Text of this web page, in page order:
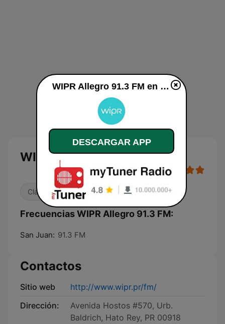
WIPR Allegro 91.3 FM
Clásica
Frecuencias WIPR Allegro 91.3 FM:
San Juan: 91.3 FM
Contactos
Sitio web
http://www.wipr.pr/fm/
Dirección:
Avenida Hostos #570, Urb.
Baldrich, Hato Rey, PR 00918
WIPR Allegro 91.3 FM en vivo
DESCARGAR APP